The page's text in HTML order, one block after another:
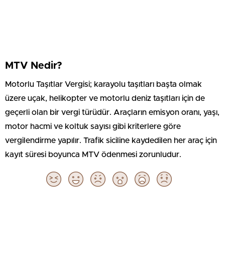
MTV Nedir?
Motorlu Taşıtlar Vergisi; karayolu taşıtları başta olmak
üzere uçak, helikopter ve motorlu deniz taşıtları için de
geçerli olan bir vergi türüdür. Araçların emisyon oranı, yaşı,
motor hacmi ve koltuk sayısı gibi kriterlere göre
vergilendirme yapılır. Trafik siciline kaydedilen her araç için
kayıt süresi boyunca MTV ödenmesi zorunludur.